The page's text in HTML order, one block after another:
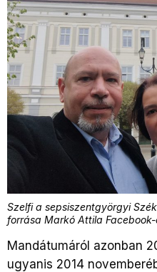
Szelfi a sepsiszentgyörgyi
forrása Markó Attila
Mandátumáról azonban
ugyanis 2014